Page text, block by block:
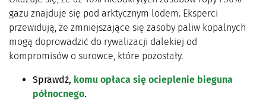
gazu znajduje się pod arktycznym lodem. Eksperci
przewidują, że zmniejszające się zasoby paliw kopalnych
mogą doprowadzić do rywalizacji dalekiej od
kompromisów o surowce, które pozostały.
Sprawdź, komu opłaca się ocieplenie bieguna
północnego.